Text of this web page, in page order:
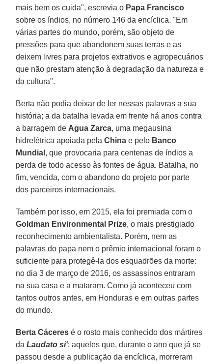
mais bem os cuida", escrevia o Papa Francisco
sobre os índios, no número 146 da encíclica. "Em
várias partes do mundo, porém, são objeto de
pressões para que abandonem suas terras e as
deixem livres para projetos extrativos e agropecuários
que não prestam atenção à degradação da natureza e
da cultura".
Berta não podia deixar de ler nessas palavras a sua
história; a da batalha levada em frente há anos contra
a barragem de Agua Zarca, uma megausina
hidrelétrica apoiada pelaChina e pelo Banco
Mundial , que provocaria para centenas de índios a
perda de todo acesso às fontes de água. Batalha, no
fim, vencida, com o abandono do projeto por parte
dos parceiros internacionais.
Também por isso, em 2015, ela foi premiada com o
Goldman Environmental Prize, o mais prestigiado
reconhecimento ambientalista. Porém, nem as
palavras do papa nem o prêmio internacional foram o
suficiente para protegê-la dos esquadrões da morte:
no dia 3 de março de 2016, os assassinos entraram
na sua casa e a mataram. Como já aconteceu com
tantos outros antes, em Honduras e em outras partes
do mundo.
Berta Cáceres é o rosto mais conhecido dos mártires
daLaudato si'; aqueles que, durante o ano que já se
passou desde a publicação da encíclica, morreram